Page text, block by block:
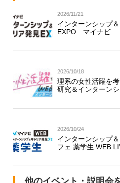
2026/11/21
インターンシップ
EXPO マイナビ
2026/10/18
理系の女性活躍を
研究＆インターン
2026/10/24
インターンシップ
フェ 薬学生 WEB
他のイベント・説明会